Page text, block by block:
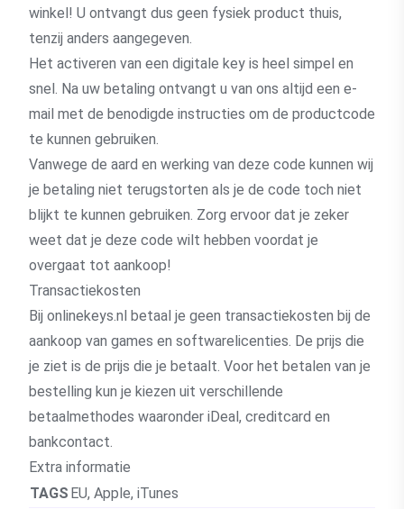
winkel! U ontvangt dus geen fysiek product thuis,
tenzij anders aangegeven.
Het activeren van een digitale key is heel simpel en
snel. Na uw betaling ontvangt u van ons altijd een e-
mail met de benodigde instructies om de productcode
te kunnen gebruiken.
Vanwege de aard en werking van deze code kunnen wij
je betaling niet terugstorten als je de code toch niet
blijkt te kunnen gebruiken. Zorg ervoor dat je zeker
weet dat je deze code wilt hebben voordat je
overgaat tot aankoop!
Transactiekosten
Bij onlinekeys.nl betaal je geen transactiekosten bij de
aankoop van games en softwarelicenties. De prijs die
je ziet is de prijs die je betaalt. Voor het betalen van je
bestelling kun je kiezen uit verschillende
betaalmethodes waaronder iDeal, creditcard en
bankcontact.
Extra informatie
TAGS EU, Apple, iTunes